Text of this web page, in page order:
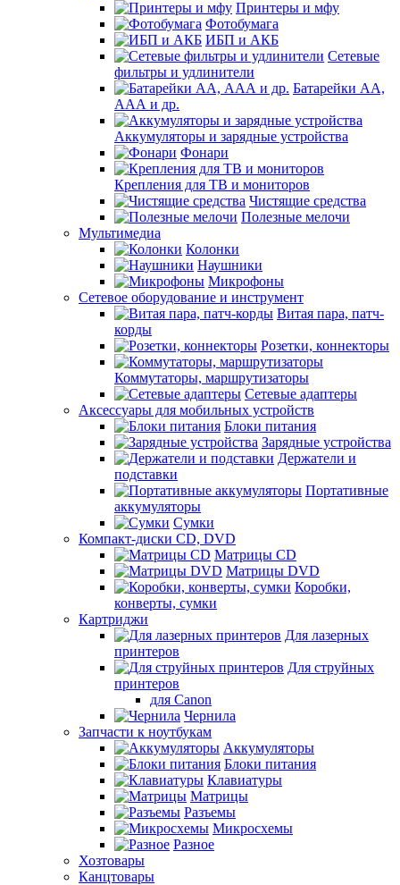
Принтеры и мфу
Фотобумага
ИБП и АКБ
Сетевые
фильтры и удлинители
Батарейки АА,
ААА и др.
Аккумуляторы и зарядные устройства
Фонари
Крепления для ТВ и мониторов
Чистящие средства
Полезные мелочи
Мультимедиа
Колонки
Наушники
Микрофоны
Сетевое оборудование и инструмент
Витая пара, патч-
корды
Розетки, коннекторы
Коммутаторы, маршрутизаторы
Сетевые адаптеры
Аксессуары для мобильных устройств
Блоки питания
Зарядные устройства
Держатели и
подставки
Портативные
аккумуляторы
Сумки
Компакт-диски CD, DVD
Матрицы CD
Матрицы DVD
Коробки,
конверты, сумки
Картриджи
Для лазерных
принтеров
Для струйных
принтеров
для Canon
Чернила
Запчасти к ноутбукам
Аккумуляторы
Блоки питания
Клавиатуры
Матрицы
Разъемы
Микросхемы
Разное
Хозтовары
Канцтовары